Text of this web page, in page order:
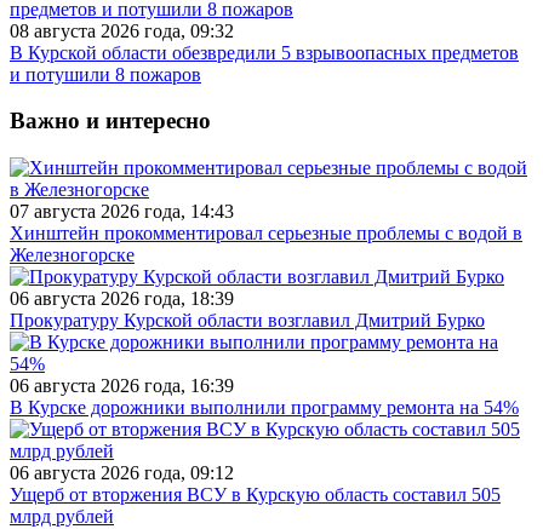
08 августа 2026 года, 09:32
В Курской области обезвредили 5 взрывоопасных предметов
и потушили 8 пожаров
Важно и интересно
07 августа 2026 года, 14:43
Хинштейн прокомментировал серьезные проблемы с водой в
Железногорске
06 августа 2026 года, 18:39
Прокуратуру Курской области возглавил Дмитрий Бурко
06 августа 2026 года, 16:39
В Курске дорожники выполнили программу ремонта на 54%
06 августа 2026 года, 09:12
Ущерб от вторжения ВСУ в Курскую область составил 505
млрд рублей